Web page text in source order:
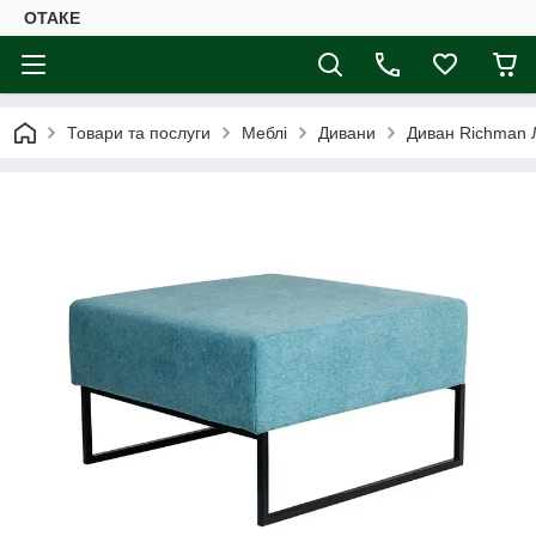
ОТАКЕ
Товари та послуги Меблі Дивани Диван Richman